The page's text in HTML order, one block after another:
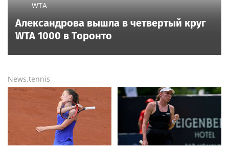
WTA
Александрова вышла в четвертый круг
WTA 1000 в Торонто
News.tennis